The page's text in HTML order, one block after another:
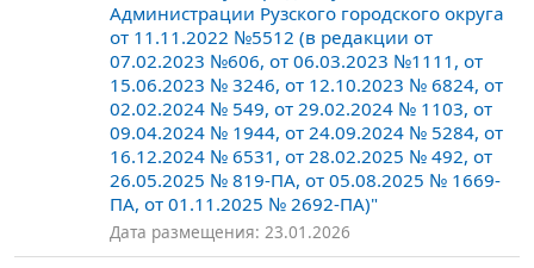
Администрации Рузского городского округа
от 11.11.2022 №5512 (в редакции от
07.02.2023 №606, от 06.03.2023 №1111, от
15.06.2023 № 3246, от 12.10.2023 № 6824, от
02.02.2024 № 549, от 29.02.2024 № 1103, от
09.04.2024 № 1944, от 24.09.2024 № 5284, от
16.12.2024 № 6531, от 28.02.2025 № 492, от
26.05.2025 № 819-ПА, от 05.08.2025 № 1669-
ПА, от 01.11.2025 № 2692-ПА)"
Дата размещения: 23.01.2026